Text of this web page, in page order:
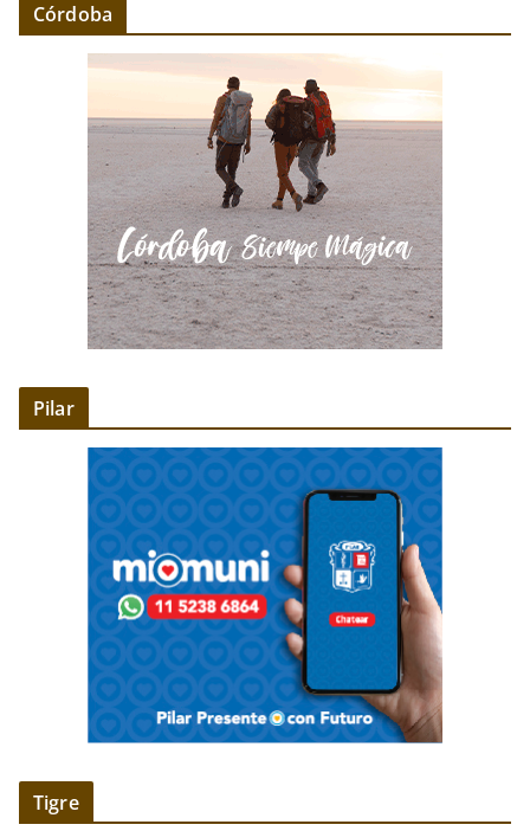
Córdoba
Pilar
Tigre